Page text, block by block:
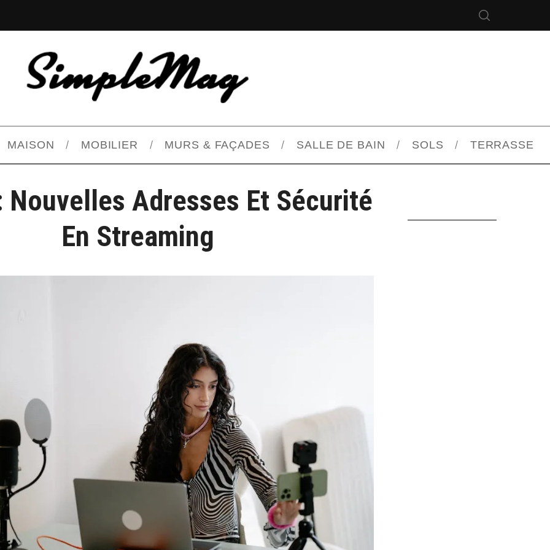
MAISON MOBILIER MURS & FAÇADES SALLE DE BAIN SOLS TERRASSE
Nouvelles Adresses Et Sécurité
En Streaming